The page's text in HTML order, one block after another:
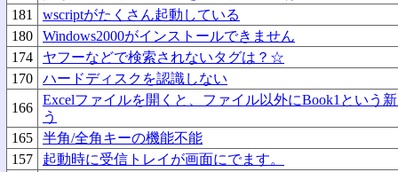
181
wscriptがたくさん起動している
180
Windows2000がインストールできません
174
ヤフーなどで検索されないタグは？☆
170
ハードディスクを認識しない
166
Excelファイルを開くと、ファイル以外にBook1という
う
165
半角/全角キーの機能不能
157
起動時に受信トレイが画面にでます。